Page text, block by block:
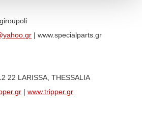
| www.specialparts.gr
22 LARISSA, THESSALIA
www.tripper.gr